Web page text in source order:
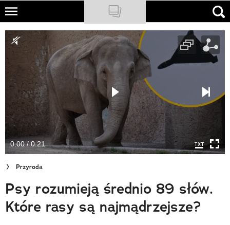
Skip
main
content
NATIONAL GEOGRAPHIC
TRAVELER
PODCASTY
Sklep
Newsletter
Cuda Polski
Wielki Konkurs Fotograficzny
Trendbook Podróżniczy
Polecane
0:00 / 0:21
Przyroda
Psy rozumieją średnio 89 słów.
Które rasy są najmądrzejsze?